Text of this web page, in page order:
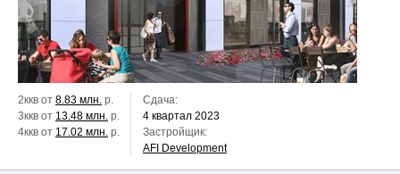
2ккв от 8.83 млн. р.
3ккв от 13.48 млн. р.
4ккв от 17.02 млн. р.
Сдача:
4 квартал 2023
Застройщик:
AFI Development